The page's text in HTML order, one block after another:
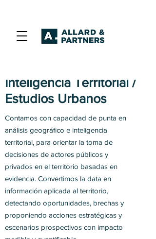
Inteligencia Territorial /
Estudios Urbanos
Contamos con capacidad de punta en
análisis geográfico e inteligencia
territorial, para orientar la toma de
decisiones de actores públicos y
privados en el territorio basadas en
evidencia. Convertimos la data en
información aplicada al territorio,
detectando oportunidades, brechas y
proponiendo acciones estratégicas y
escenarios prospectivos con impacto